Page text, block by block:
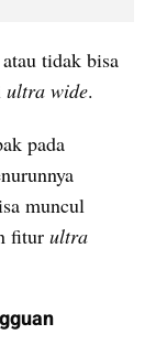
tidak bisa
ultra wide.
pada
muncul
fitur ultra